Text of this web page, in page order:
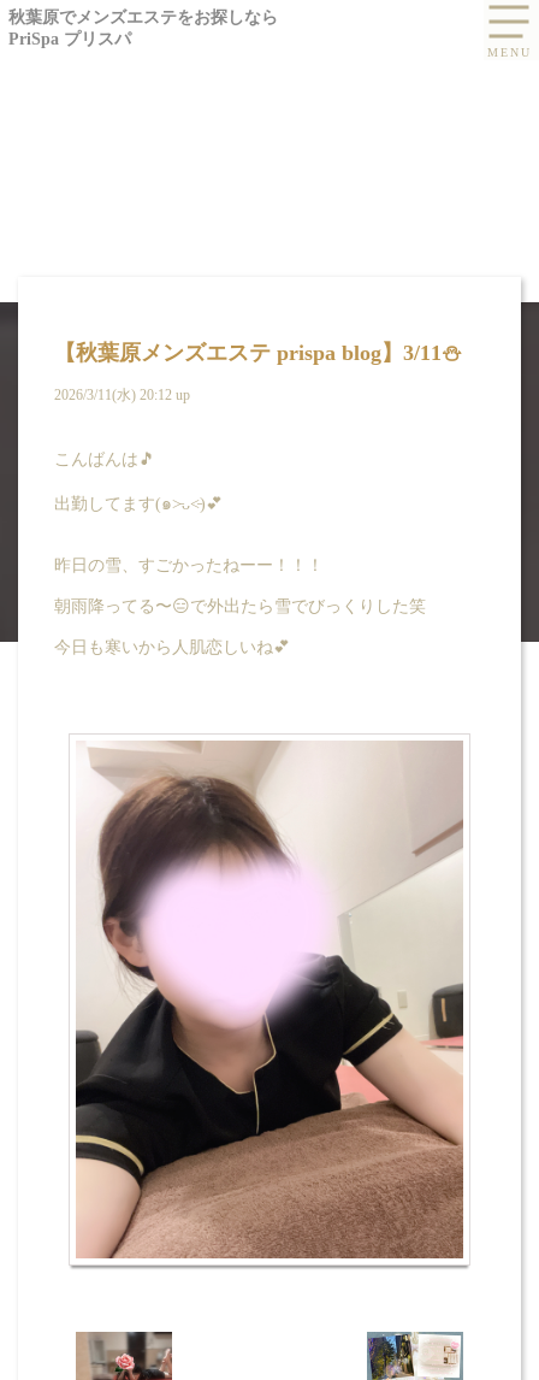
秋葉原でメンズエステをお探しなら
PriSpa プリスパ
ブログ -九条 いおり
【秋葉原メンズエステ prispa blog】️3/11⛄️
2026/3/11(水) 20:12 up
こんばんは🎵
出勤してます(๑˃̵ᴗ˂̵)💕
昨日の雪、すごかったねーー！！！
朝雨降ってる〜😑で外出たら雪でびっくりした笑
今日も寒いから人肌恋しいね💕